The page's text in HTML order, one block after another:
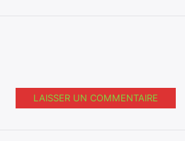
LAISSER UN COMMENTAIRE